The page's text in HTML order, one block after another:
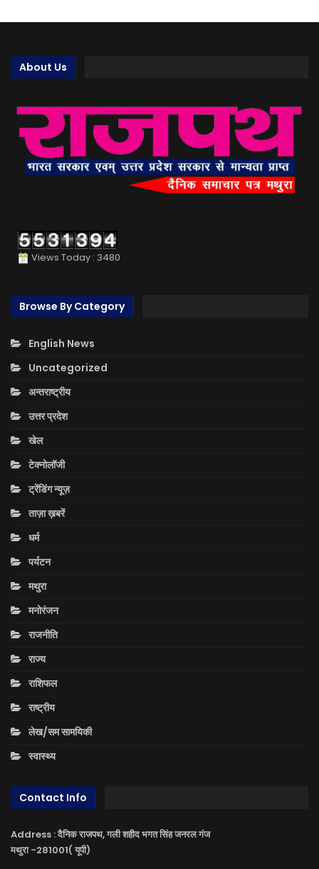
About Us
Views Today : 3480
Browse By Category
English News
Uncategorized
अन्तराष्ट्रीय
उत्तर प्रदेश
खेल
टेक्नोलॉजी
ट्रेंडिंग न्यूज़
ताज़ा ख़बरें
धर्म
पर्यटन
मथुरा
मनोरंजन
राजनीति
राज्य
राशिफल
राष्ट्रीय
लेख/सम सामयिकी
स्वास्थ्य
Contact Info
Address : दैनिक राजपथ, गली शहीद भगत सिंह जनरल गंज
मथुरा -281001( यूपी)